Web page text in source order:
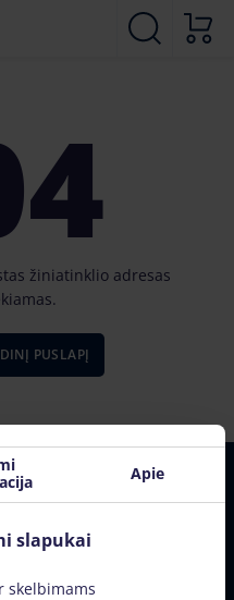
žiniatinklio adresas
PUSLAPĮ
Apie
slapukai
skelbimams